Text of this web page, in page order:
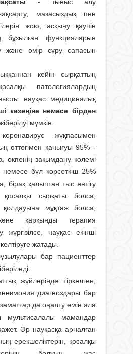
- тыныс алу
мазасыздық пен
жою, асқыну қаупін
бұзылған функцияларын
және өмір сүру сапасын
кейін сырқаттың
патологиялардың
науқас медициналық
кезеңіне немесе бірден
мүмкін.
жұқпасымен
оттегімен қанығуы 95% -
өкпенің зақымдану көлемі
бұл көрсеткіш 25%
бірақ қалыптан тыс ентігу
сырқаты болса,
қолдауына мұқтаж болса,
қарқынды терапия
жүргізілсе, науқас екінші
жатады.
бар пациенттер
жүйлерінде тіркелген,
диагноздары бар
да оңалту емін ала
мамандар
Әр науқасқа арналған
ерекшеліктерін, қосалқы